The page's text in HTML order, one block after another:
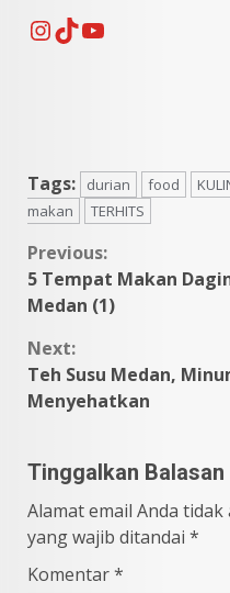
Instagram
TikTok
YouTube
Tags: durian food
makan
TERHITS
Continue
Reading
Previous:
5 Tempat Makan
Medan (1)
Next:
Teh Susu Medan,
Menyehatkan
Tinggalkan Balasan
Alamat email Anda
yang wajib ditandai *
Komentar*